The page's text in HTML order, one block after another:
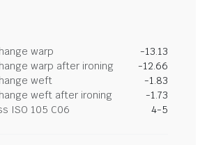
warp
-13.13
warp after ironing
-12.66
weft
-1.83
weft after ironing
-1.73
ISO 105 C06
4-5